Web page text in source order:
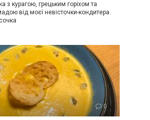
з курагою, грецьким горіхом та
від моєї невісточки-кондитера.
0